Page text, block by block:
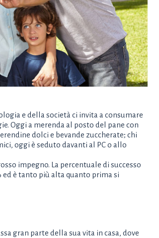
e della società ci invita a consumare
Oggi a merenda al posto del pane con
dolci e bevande zuccherate; chi
oggi è seduto davanti al PC o allo
impegno. La percentuale di successo
è tanto più alta quanto prima si
gran parte della sua vita in casa, dove